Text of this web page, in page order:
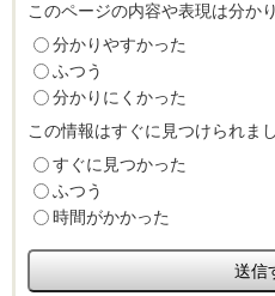
このページの内容や表現は分か
分かりやすかった
ふつう
分かりにくかった
この情報はすぐに見つけられま
すぐに見つかった
ふつう
時間がかかった